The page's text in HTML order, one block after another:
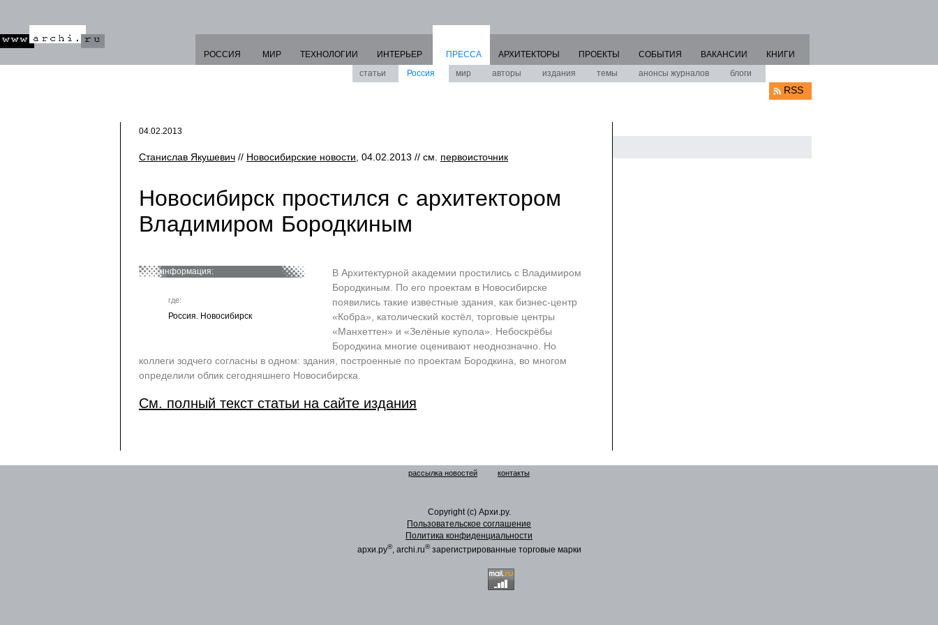
РОССИЯ МИР ТЕХНОЛОГИИ ИНТЕРЬЕР
ПРЕССА
статьи
Россия мир авторы издания темы анонсы журналов блоги
АРХИТЕКТОРЫ ПРОЕКТЫ СОБЫТИЯ ВАКАНСИИ КНИГИ
RSS
04.02.2013
Станислав Якушевич // Новосибирские новости , 04.02.2013 // см. первоисточник
Новосибирск простился с архитектором
Владимиром Бородкиным
информация:
где:
Россия. Новосибирск
В Архитектурной академии простились с Владимиром
Бородкиным. По его проектам в Новосибирске
появились такие известные здания, как бизнес-центр
«Кобра», католический костёл, торговые центры
«Манхеттен» и «Зелёные купола». Небоскрёбы
Бородкина многие оценивают неоднозначно. Но
коллеги зодчего согласны в одном: здания, построенные по проектам Бородкина, во многом
определили облик сегодняшнего Новосибирска.
См. полный текст статьи на сайте издания
рассылка новостей контакты
Copyright (c) Архи.ру.
Пользовательское соглашение
Политика конфиденциальности
архи.ру®, archi.ru®зарегистрированные торговые марки